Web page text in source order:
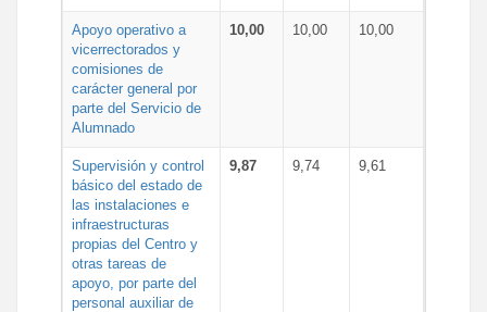
Apoyo operativo a
vicerrectorados y
comisiones de
carácter general por
parte del Servicio de
Alumnado
10,00 10,00 10,00
Supervisión y control
básico del estado de
las instalaciones e
infraestructuras
propias del Centro y
otras tareas de
apoyo, por parte del
personal auxiliar de
9,87 9,74 9,61